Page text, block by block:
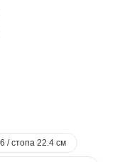
/ стопа 22.4 см